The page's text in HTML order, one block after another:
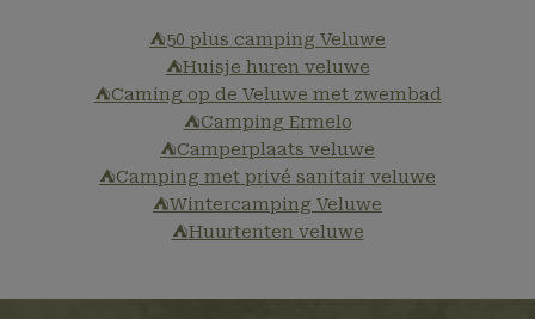
⛺50 plus camping Veluwe
⛺Huisje huren veluwe
⛺Caming op de Veluwe met zwembad
⛺Camping Ermelo
⛺Camperplaats veluwe
⛺Camping met privé sanitair veluwe
⛺Wintercamping Veluwe
⛺Huurtenten veluwe